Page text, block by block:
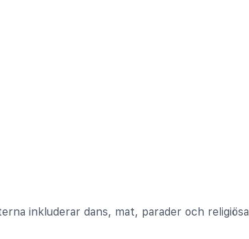
inkluderar dans, mat, parader och religiösa